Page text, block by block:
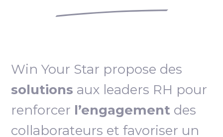
Win Your Star propose des
solutions aux leaders RH pour
renforcer l’engagement des
collaborateurs et favoriser un